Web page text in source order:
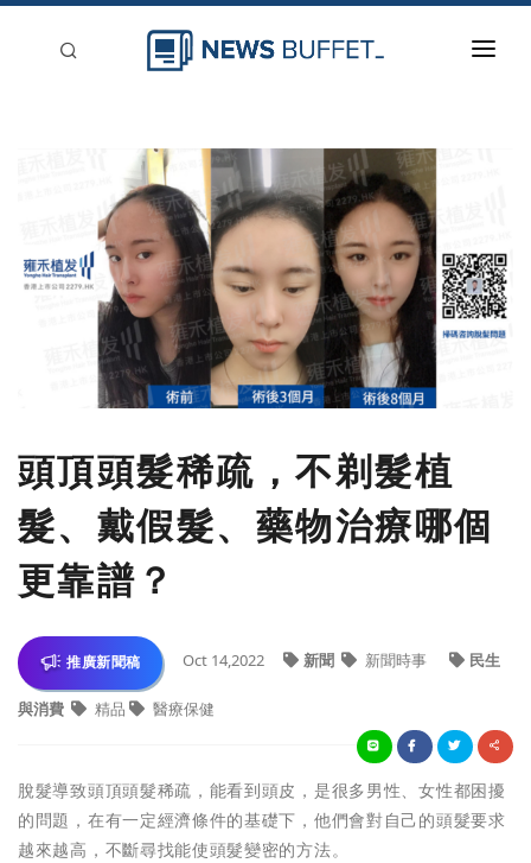
刊登
頭頂頭髮稀疏，不剃髮植
髮、戴假髮、藥物治療哪個
更靠譜？
推廣新聞稿 Oct 14,2022 新聞 新聞時事 民生
與消費 精品 醫療保健
脫髮導致頭頂頭髮稀疏，能看到頭皮，是很多男性、女性都困擾
的問題，在有一定經濟條件的基礎下，他們會對自己的頭髮要求
越來越高，不斷尋找能使頭髮變密的方法。